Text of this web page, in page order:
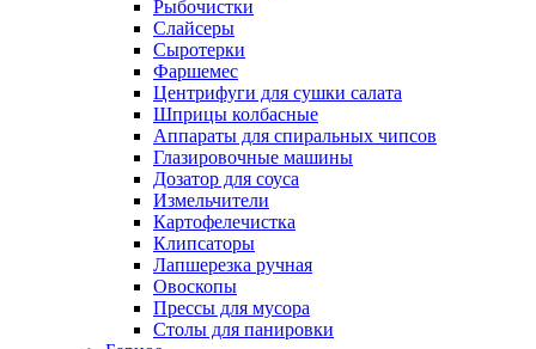
Рыбочистки
Слайсеры
Сыротерки
Фаршемес
Центрифуги для сушки салата
Шприцы колбасные
Аппараты для спиральных чипсов
Глазировочные машины
Дозатор для соуса
Измельчители
Картофелечистка
Клипсаторы
Лапшерезка ручная
Овоскопы
Прессы для мусора
Столы для панировки